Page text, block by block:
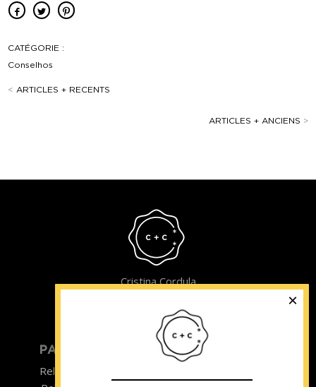
CATÉGORIE :
Conselhos
< ARTICLES + RECENTS
ARTICLES + ANCIENS >
Cristina Cordula
PARTICULIER
Relooking homme
ENTREPRISE